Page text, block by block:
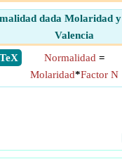
dada Molaridad
Valencia
Normalidad =
Molaridad*Factor N